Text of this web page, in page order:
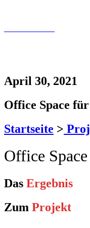
April 30, 2021
Office Space
Startseite >
Office
Das Ergebnis
Zum Projekt